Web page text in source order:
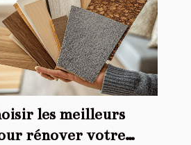
les meilleurs
rénover votre